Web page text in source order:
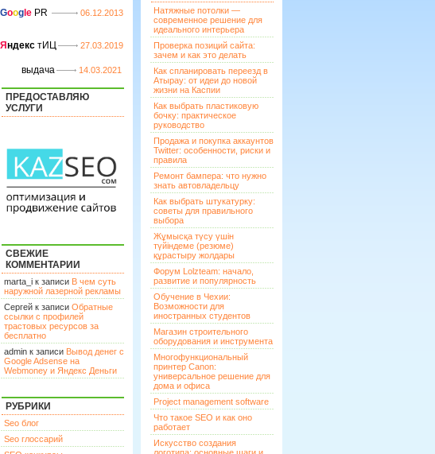
Goog le PR 06.12.2013
Я ндекс тИЦ 27.03.2019
выдача 14.03.2021
ПРЕДОСТАВЛЯЮ
УСЛУГИ
СВЕЖИЕ
КОММЕНТАРИИ
marta_i к записи В чем суть
наружной лазерной рекламы
Сергей к записи Обратные
ссылки с профилей
трастовых ресурсов за
бесплатно
admin к записи Вывод денег с
Google Adsense на
Webmoney и Яндекс Деньги
РУБРИКИ
Seo блог
Seo глоссарий
Натяжные потолки —
современное решение для
идеального интерьера
Проверка позиций сайта:
зачем и как это делать
Как спланировать переезд в
Атырау: от идеи до новой
жизни на Каспии
Как выбрать пластиковую
бочку: практическое
руководство
Продажа и покупка аккаунтов
Twitter: особенности, риски и
правила
Ремонт бампера: что нужно
знать автовладельцу
Как выбрать штукатурку:
советы для правильного
выбора
Жұмысқа түсу үшін
түйіндеме (резюме)
құрастыру жолдары
Форум Lolzteam: начало,
развитие и популярность
Обучение в Чехии:
Возможности для
иностранных студентов
Магазин строительного
оборудования и инструмента
Многофункциональный
принтер Canon:
универсальное решение для
дома и офиса
Project management software
Что такое SEO и как оно
работает
Искусство создания